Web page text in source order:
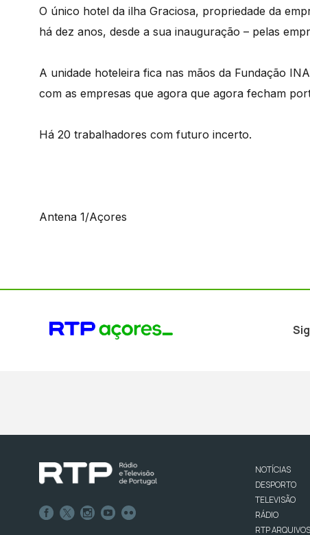
O único hotel da ilha Graciosa, propriedade da
há dez anos, desde a sua inauguração – pelas
A unidade hoteleira fica nas mãos da Fundação
com as empresas que agora que agora fecham
Há 20 trabalhadores com futuro incerto.
Antena 1/Açores
NOTÍCIAS
DESPORTO
TELEVISÃO
RÁDIO
RTP ARQUIVOS